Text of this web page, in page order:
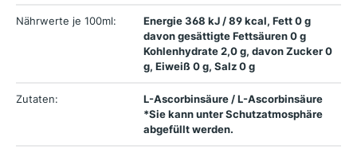
Nährwerte je 100ml:
Energie 368 kJ / 89 kcal, Fett 0 g
davon gesättigte Fettsäuren 0 g
Kohlenhydrate 2,0 g, davon Zucker 0
g, Eiweiß 0 g, Salz 0 g
Zutaten:
L-Ascorbinsäure / L-Ascorbinsäure
*Sie kann unter Schutzatmosphäre
abgefüllt werden.